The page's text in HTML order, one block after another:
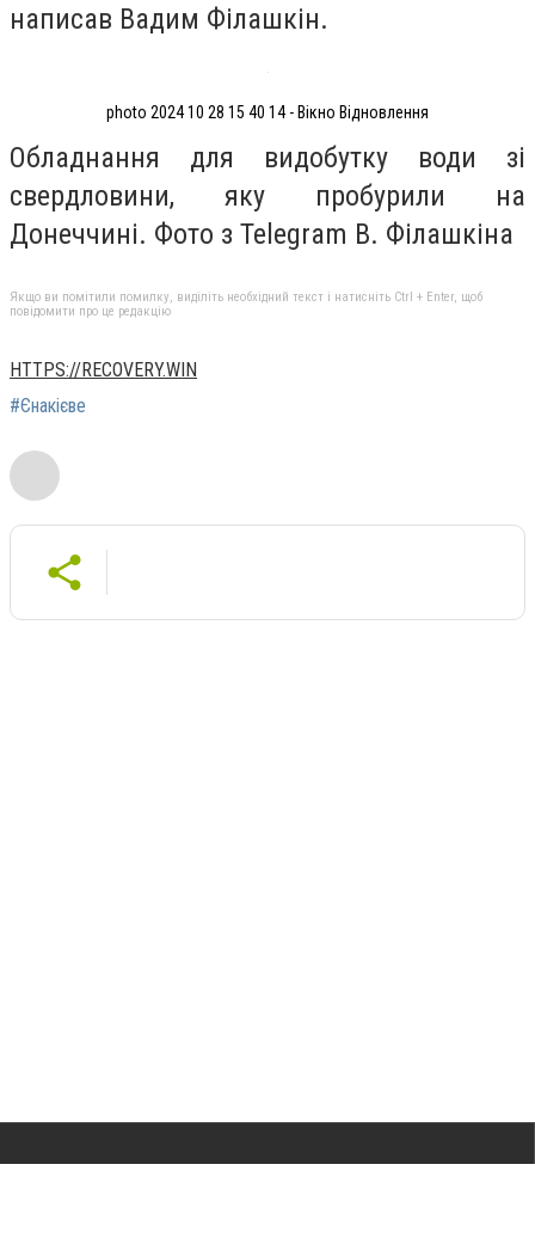
написав Вадим Філашкін.
photo 2024 10 28 15 40 14 - Вікно Відновлення
Обладнання для видобутку води зі
свердловини, яку пробурили на
Донеччині. Фото з Telegram В. Філашкіна
Якщо ви помітили помилку, виділіть необхідний текст і натисніть Ctrl + Enter, щоб
повідомити про це редакцію
HTTPS://RECOVERY.WIN
#Єнакієве